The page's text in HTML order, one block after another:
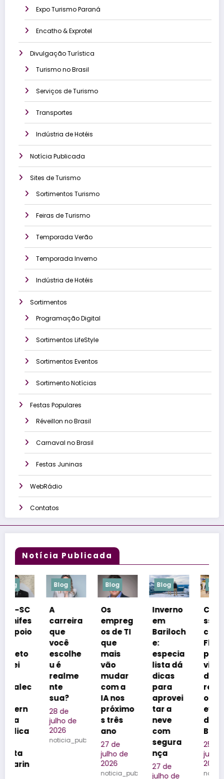
Expo Turismo Paraná
Encatho & Exprotel
Divulgação Turística
Turismo no Brasil
Serviços de Turismo
Transportes
Indústria de Hotéis
Notícia Publicada
Sites de Turismo
Sortimentos Turismo
Feiras de Turismo
Temporada Verão
Temporada Inverno
Indústria de Hotéis
Sortimentos
Programação Digital
Sortimentos LifeStyle
Sortimentos Eventos
Sortimento Notícias
Festas Populares
Réveillon no Brasil
Carnaval no Brasil
Festas Juninas
WebRádio
Contatos
Notícia Publicada
Blog
A
carreira
que
escolhe
u é
nte
28 de
julho de
2026
noticia_publicada
empreg
mais
mudar
próximo
s três
27 de
noticia_publicada
em
Bariloch
especia
dicas
para
aprovei
tar a
neve
nça
julho de
Blog
Congre
coloca
Florianó
polis na
vitrine
dos
realizad
ores de
eventos
25 de